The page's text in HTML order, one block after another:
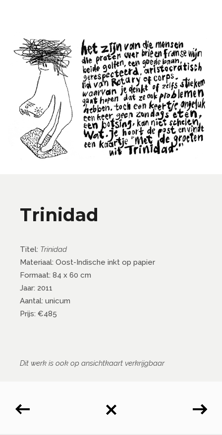
Trinidad
Titel: Trinidad
Materiaal: Oost-Indische inkt op papier
Formaat: 84 x 60 cm
Jaar: 2011
Aantal: unicum
Prijs: €485
Dit werk is ook op ansichtkaart verkrijgbaar